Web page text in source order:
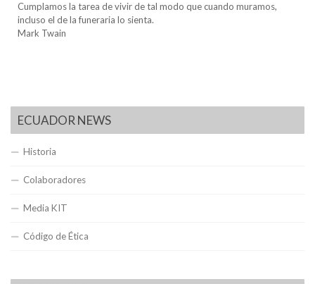
Cumplamos la tarea de vivir de tal modo que cuando muramos,
incluso el de la funeraria lo sienta.
Mark Twain
ECUADOR NEWS
Historia
Colaboradores
Media KIT
Código de Ética